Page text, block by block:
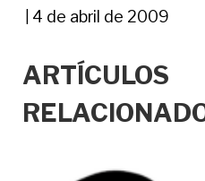
4 de abril de 2009
ARTÍCULOS